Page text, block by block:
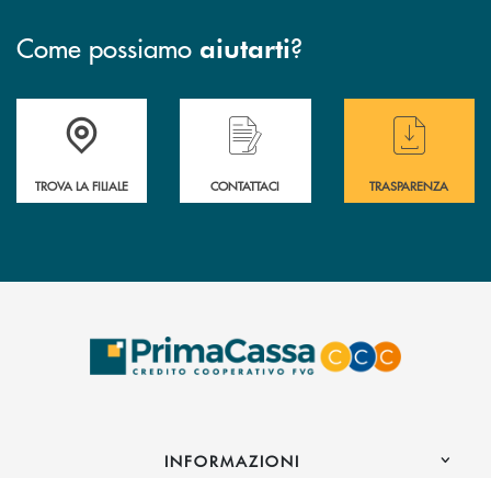
Come possiamo aiutarti?
Accedi all' elenco completo delle filiali .
TROVA LA FILIALE
Hai bisogno di assistenza immediata?
CONTATTACI
Hai bisogno di
TRASPARENZA
INFORMAZIONI